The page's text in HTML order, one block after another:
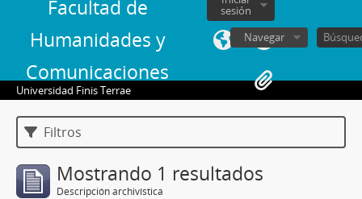
Facultad de
Humanidades y
Comunicaciones
sesión
Navegar
Universidad Finis Terrae
Filtros
Mostrando 1 resultados
Descripción archivística